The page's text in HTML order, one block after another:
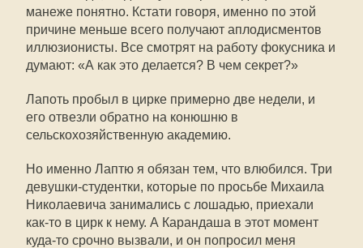
манеже понятно. Кстати говоря, именно по этой
причине меньше всего получают аплодисментов
иллюзионисты. Все смотрят на работу фокусника и
думают: «А как это делается? В чем секрет?»
Лапоть пробыл в цирке примерно две недели, и
его отвезли обратно на конюшню в
сельскохозяйственную академию.
Но именно Лаптю я обязан тем, что влюбился. Три
девушки-студентки, которые по просьбе Михаила
Николаевича занимались с лошадью, приехали
как-то в цирк к нему. А Карандаша в этот момент
куда-то срочно вызвали, и он попросил меня